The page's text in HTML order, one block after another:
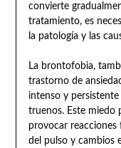
convierte
tratamiento, es
la patología y las
La brontofobia,
trastorno de
intenso y
truenos. Este miedo
provocar reacciones
del pulso y cambios